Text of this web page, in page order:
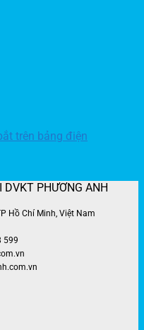
trên bảng điện
DVKT PHƯƠNG ANH
Hồ Chí Minh, Việt Nam
599